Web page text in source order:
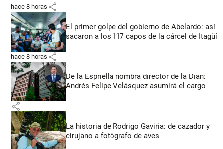
hace 8 horas share
El primer golpe del gobierno de Abelardo: así
sacaron a los 117 capos de la cárcel de Itagüí
hace 8 horas share
De la Espriella nombra director de la Dian:
Andrés Felipe Velásquez asumirá el cargo
share
La historia de Rodrigo Gaviria: de cazador y
cirujano a fotógrafo de aves